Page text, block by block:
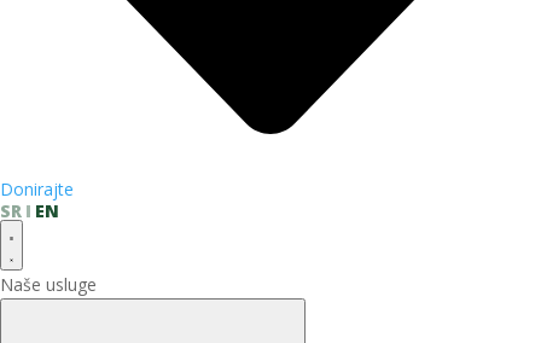
Donirajte
SR
EN
Naše usluge